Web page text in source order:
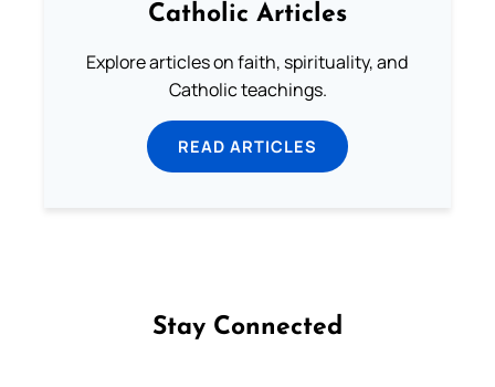
Catholic Articles
Explore articles on faith, spirituality, and
Catholic teachings.
READ ARTICLES
Stay Connected